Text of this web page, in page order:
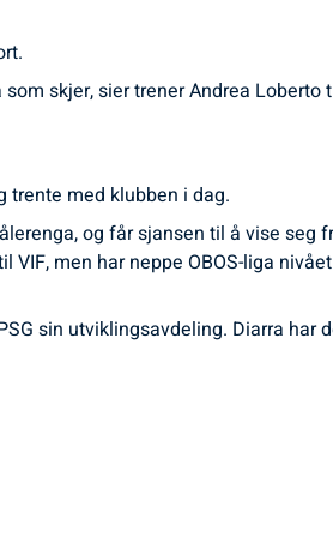
skjer, sier trener Andrea Loberto
trente med klubben i dag.
og får sjansen til å vise seg
men har neppe OBOS-liga
sin utviklingsavdeling. Diarra har